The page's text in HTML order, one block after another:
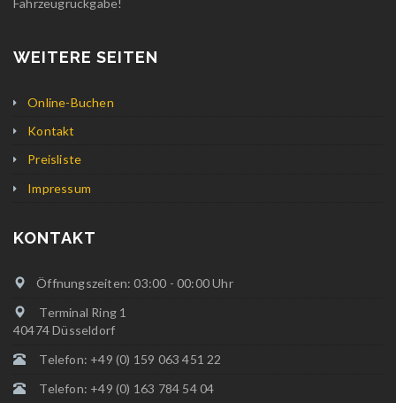
Fahrzeugrückgabe!
WEITERE SEITEN
Online-Buchen
Kontakt
Preisliste
Impressum
KONTAKT
Öffnungszeiten: 03:00 - 00:00 Uhr
Terminal Ring 1
40474 Düsseldorf
Telefon: +49 (0) 159 063 451 22
Telefon: +49 (0) 163 784 54 04